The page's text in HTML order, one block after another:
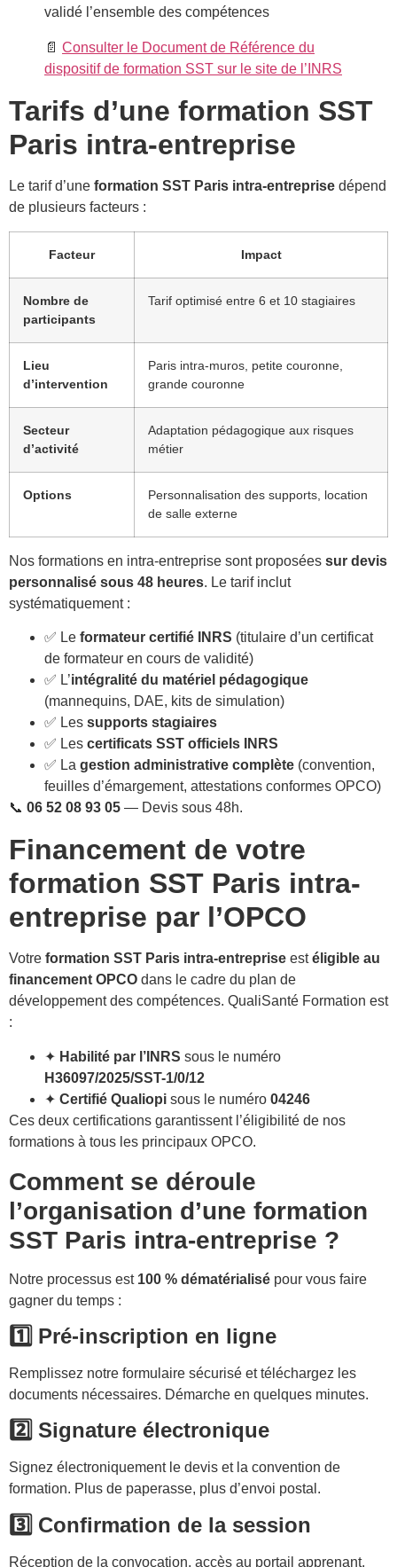
validé l’ensemble des compétences
📄 Consulter le Document de Référence du
dispositif de formation SST sur le site de l’INRS
Tarifs d’une formation SST
Paris intra-entreprise
Le tarif d’une formation SST Paris intra-entreprise dépend
de plusieurs facteurs :
Facteur Impact
Nombre de
participants
Tarif optimisé entre 6 et 10 stagiaires
Lieu
d’intervention
Paris intra-muros, petite couronne,
grande couronne
Secteur
d’activité
Adaptation pédagogique aux risques
métier
Options
Personnalisation des supports, location
de salle externe
Nos formations en intra-entreprise sont proposées sur devis
personnalisé sous 48 heures. Le tarif inclut
systématiquement :
✅ Le formateur certifié INRS (titulaire d’un certificat
de formateur en cours de validité)
✅ L’intégralité du matériel pédagogique
(mannequins, DAE, kits de simulation)
✅ Les supports stagiaires
✅ Les certificats SST officiels INRS
✅ La gestion administrative complète (convention,
feuilles d’émargement, attestations conformes OPCO)
📞 06 52 08 93 05 — Devis sous 48h.
Financement de votre
formation SST Paris intra-
entreprise par l’OPCO
Votre formation SST Paris intra-entreprise estéligible au
financement OPCO dans le cadre du plan de
développement des compétences. QualiSanté Formation est
:
✦ Habilité par l’INRS sous le numéro
H36097/2025/SST-1/0/12
✦ Certifié Qualiopi sous le numéro 04246
Ces deux certifications garantissent l’éligibilité de nos
formations à tous les principaux OPCO.
Comment se déroule
l’organisation d’une formation
SST Paris intra-entreprise ?
Notre processus est 100 % dématérialisé pour vous faire
gagner du temps :
1️⃣ Pré-inscription en ligne
Remplissez notre formulaire sécurisé et téléchargez les
documents nécessaires. Démarche en quelques minutes.
2️⃣ Signature électronique
Signez électroniquement le devis et la convention de
formation. Plus de paperasse, plus d’envoi postal.
3️⃣ Confirmation de la session
Réception de la convocation, accès au portail apprenant,